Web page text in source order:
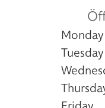
Monday
Tuesday
Friday